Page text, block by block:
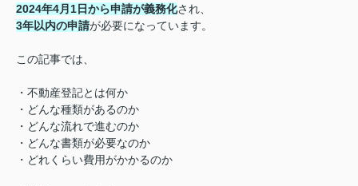
2024年4月1日から申請が義務化され、
3年以内の申請が必要になっています。
この記事では、
・不動産登記とは何か
・どんな種類があるのか
・どんな流れで進むのか
・どんな書類が必要なのか
・どれくらい費用がかかるのか